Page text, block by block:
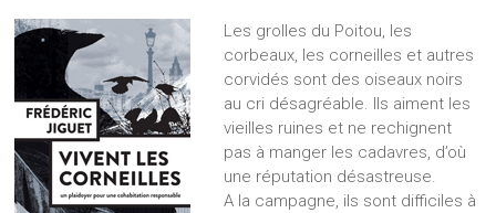
Les grolles du Poitou, les
corbeaux, les corneilles et autres
corvidés sont des oiseaux noirs
au cri désagréable. Ils aiment les
vieilles ruines et ne rechignent
pas à manger les cadavres, d’où
une réputation désastreuse.
A la campagne, ils sont difficiles à